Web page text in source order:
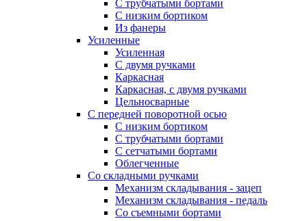
С трубчатыми бортами
С низким бортиком
Из фанеры
Усиленные
Усиленная
С двумя ручками
Каркасная
Каркасная, с двумя ручками
Цельносварные
С передней поворотной осью
С низким бортиком
С трубчатыми бортами
С сетчатыми бортами
Облегченные
Со складными ручками
Механизм складывания - зацеп
Механизм складывания - педаль
Cо съемными бортами